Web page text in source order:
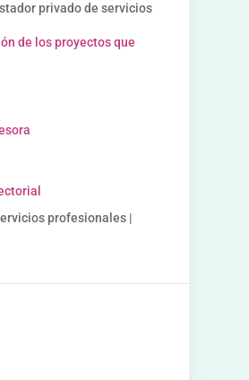
privado de servicios
de los proyectos que
profesionales |